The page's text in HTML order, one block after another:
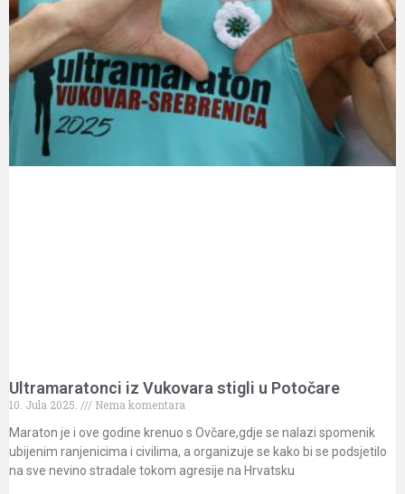
Ultramaratonci iz Vukovara stigli u Potočare
10. Jula 2025.
Nema komentara
Maraton je i ove godine krenuo s Ovčare,gdje se nalazi spomenik
ubijenim ranjenicima i civilima, a organizuje se kako bi se podsjetilo
na sve nevino stradale tokom agresije na Hrvatsku